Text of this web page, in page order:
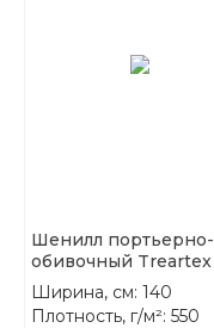
Шенилл портьерно-
обивочный Treartex
8212-30
Ширина, см: 140
Плотность, г/м²: 550